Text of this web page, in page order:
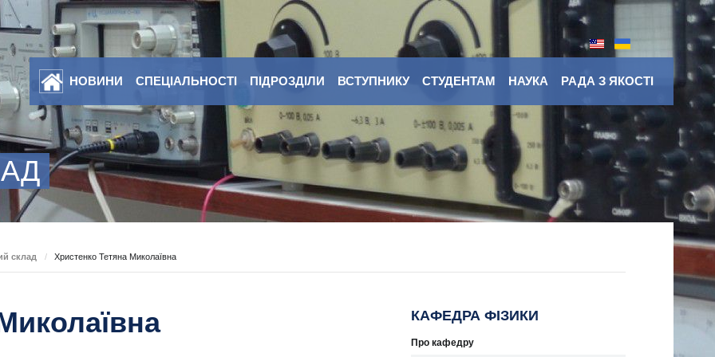
НОВИНИ СПЕЦІАЛЬНОСТІ ПІДРОЗДІЛИ ВСТУПНИКУ СТУДЕНТАМ НАУКА РАДА З ЯКОСТІ
склад / Христенко Тетяна Миколаївна
КАФЕДРА ФІЗИКИ
Про кафедру